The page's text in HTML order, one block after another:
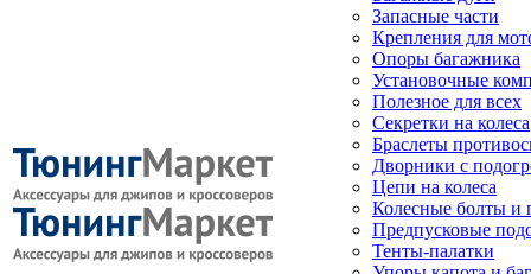
Запасные части
Крепления для
Опоры багажника
Установочные
Полезное для всех
Секретки на колеса
Браслеты
Дворники с
Цепи на колеса
Колесные болты и
Предпусковые
Тенты-палатки